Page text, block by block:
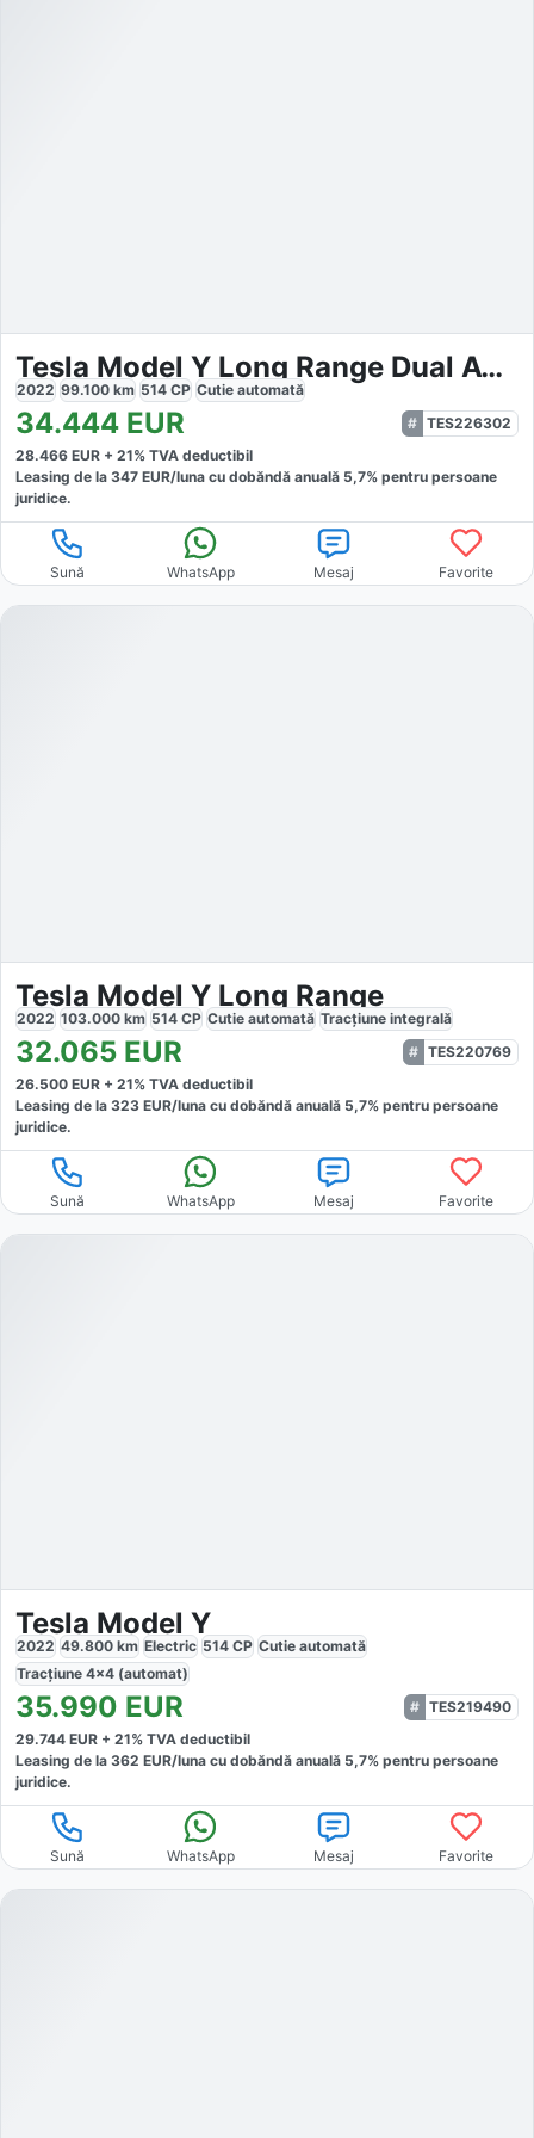
Tesla Model Y Long Range Dual AWD
2022 99.100 km 514 CP Cutie automată
34.444 EUR
TES226302
28.466 EUR + 21% TVA deductibil
Leasing de la 347 EUR/luna cu dobăndă anuală 5,7% pentru persoane
juridice.
Sună WhatsApp Mesaj Favorite
Tesla Model Y Long Range
2022 103.000 km 514 CP Cutie automată Tracțiune integrală
32.065 EUR
TES220769
26.500 EUR + 21% TVA deductibil
Leasing de la 323 EUR/luna cu dobăndă anuală 5,7% pentru persoane
juridice.
Sună WhatsApp Mesaj Favorite
Tesla Model Y
2022 49.800 km Electric 514 CP Cutie automată
Tracțiune 4x4 (automat)
35.990 EUR
TES219490
29.744 EUR + 21% TVA deductibil
Leasing de la 362 EUR/luna cu dobăndă anuală 5,7% pentru persoane
juridice.
Sună WhatsApp Mesaj Favorite